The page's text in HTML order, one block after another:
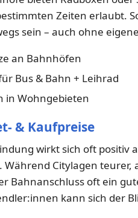
Zeiten erlaubt.
sein – auch ohne
an Bahnhöfen
Bus & Bahn + Leihrad
in Wohngebieten
& Kaufpreise
wirkt sich oft positiv
Während Citylagen
Bahnanschluss oft ein
kann sich der